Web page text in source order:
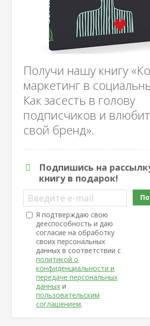
Получи нашу книгу
маркетинг в
Как засесть в голову
подписчиков и
свой бренд».
Подпишись на
книгу в подарок!
Введите e-mail
Я подтверждаю свою
дееспособность и даю
согласие на обработку
своих персональных
данных в соответствии с
политикой о
конфиденциальности и
передаче персональных
данных и
пользовательским
соглашением.